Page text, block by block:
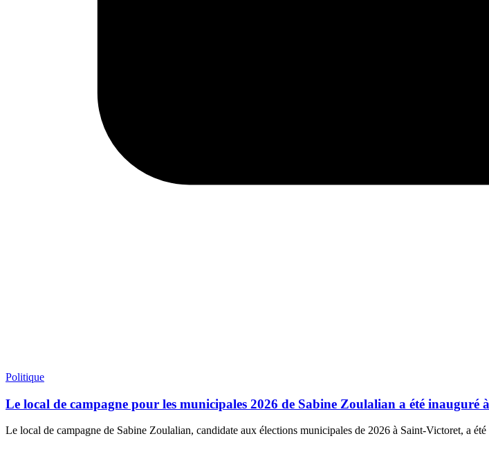
Politique
Le local de campagne pour les municipales 2026 de Sabine Zoulalian a été inauguré
Le local de campagne de Sabine Zoulalian, candidate aux élections municipales de 2026 à Saint-Victoret, a